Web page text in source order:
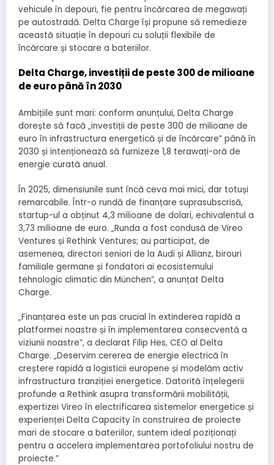
vehicule în depouri, fie pentru încărcarea de megawați
pe autostradă. Delta Charge își propune să remedieze
această situație în depouri cu soluții flexibile de
încărcare și stocare a bateriilor.
Delta Charge, investiții de peste 300 de milioane
de euro până în 2030
Ambițiile sunt mari: conform anunțului, Delta Charge
dorește să facă „investiții de peste 300 de milioane de
euro în infrastructura energetică și de încărcare” până în
2030 și intenționează să furnizeze 1,8 terawați-oră de
energie curată anual.
În 2025, dimensiunile sunt încă ceva mai mici, dar totuși
remarcabile. Într-o rundă de finanțare suprasubscrisă,
startup-ul a obținut 4,3 milioane de dolari, echivalentul a
3,73 milioane de euro. „Runda a fost condusă de Vireo
Ventures și Rethink Ventures; au participat, de
asemenea, directori seniori de la Audi și Allianz, birouri
familiale germane și fondatori ai ecosistemului
tehnologic climatic din München”, a anunțat Delta
Charge.
„Finanțarea este un pas crucial în extinderea rapidă a
platformei noastre și în implementarea consecventă a
viziunii noastre”, a declarat Filip Hes, CEO al Delta
Charge. „Deservim cererea de energie electrică în
creștere rapidă a logisticii europene și modelăm activ
infrastructura tranziției energetice. Datorită înțelegerii
profunde a Rethink asupra transformării mobilității,
expertizei Vireo în electrificarea sistemelor energetice și
experienței Delta Capacity în construirea de proiecte
mari de stocare a bateriilor, suntem ideal poziționați
pentru a accelera implementarea portofoliului nostru de
proiecte.”